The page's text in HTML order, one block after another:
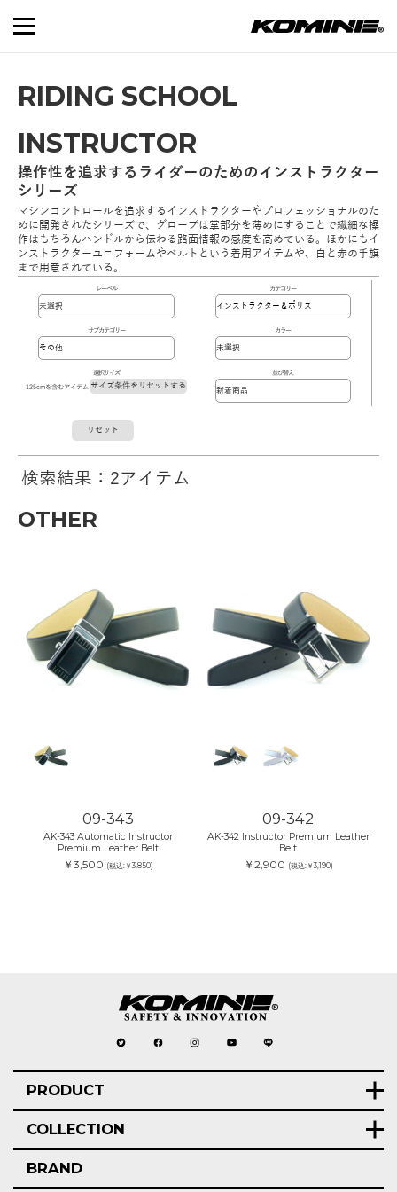
RIDING SCHOOL
INSTRUCTOR
操作性を追求するライダーのためのインストラクター
シリーズ
マシンコントロールを追求するインストラクターやプロフェッショナルのた
めに開発されたシリーズで、グローブは掌部分を薄めにすることで繊細な操
作はもちろんハンドルから伝わる路面情報の感度を高めている。ほかにもイ
ンストラクターユニフォームやベルトという着用アイテムや、白と赤の手旗
まで用意されている。
レーベル カテゴリー
サブカテゴリー カラー
選択サイズ
125cmを含むアイテム サイズ条件をリセットする
並び替え
リセット
検索結果：2アイテム
OTHER
09-343
AK-343 Automatic Instructor
Premium Leather Belt
￥3,500 (税込:￥3,850)
09-342
AK-342 Instructor Premium Leather
Belt
￥2,900 (税込:￥3,190)
PRODUCT
COLLECTION
BRAND